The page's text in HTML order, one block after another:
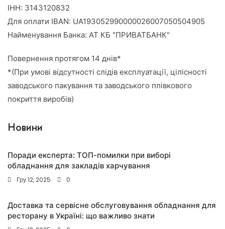
ІНН: 3143120832
Для оплати IBAN: UA193052990000026007050504905
Найменування Банка: АТ КБ "ПРИВАТБАНК"
Повернення протягом 14 днів*
*(При умові відсутності слідів експлуатації, цілісності
заводського пакування та заводського плівкового
покриття виробів)
Новини
Поради експерта: ТОП-помилки при виборі
обладнання для закладів харчування
Гру 12, 2025 0
Доставка та сервісне обслуговування обладнання для
ресторану в Україні: що важливо знати